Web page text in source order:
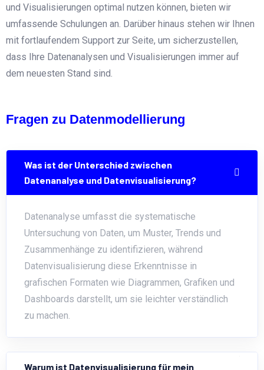
und Visualisierungen optimal nutzen können, bieten wir
umfassende Schulungen an. Darüber hinaus stehen wir Ihnen
mit fortlaufendem Support zur Seite, um sicherzustellen,
dass Ihre Datenanalysen und Visualisierungen immer auf
dem neuesten Stand sind.
Fragen zu Datenmodellierung
Was ist der Unterschied zwischen
Datenanalyse und Datenvisualisierung?
Datenanalyse umfasst die systematische
Untersuchung von Daten, um Muster, Trends und
Zusammenhänge zu identifizieren, während
Datenvisualisierung diese Erkenntnisse in
grafischen Formaten wie Diagrammen, Grafiken und
Dashboards darstellt, um sie leichter verständlich
zu machen.
Warum ist Datenvisualisierung für mein